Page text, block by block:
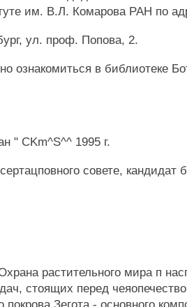
им. В.Л. Комарова РАН по
ул. проф. Попова, 2.
ознакомиться в библиотеке
" CKm^S^^ 1995 г.
совете, кандидат
растительного мира п
стоящих перед
покрова Зегота - основного